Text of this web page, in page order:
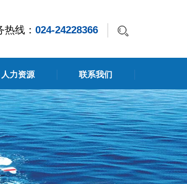
热线： 024-24228366
人力资源 联系我们